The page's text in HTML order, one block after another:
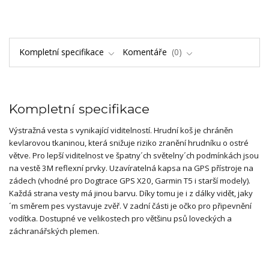
Kompletní specifikace Komentáře 0
Kompletní specifikace
Výstražná vesta s vynikající viditelností. Hrudní koš je chráněn
kevlarovou tkaninou, která snižuje riziko zranění hrudníku o ostré
větve. Pro lepší viditelnost ve špatny´ch světelny´ch podmínkách jsou
na vestě 3M reflexní prvky. Uzavíratelná kapsa na GPS přístroje na
zádech (vhodné pro Dogtrace GPS X20, Garmin T5 i starší modely).
Každá strana vesty má jinou barvu. Díky tomu je i z dálky vidět, jaky
´m směrem pes vystavuje zvěř. V zadní části je očko pro připevnění
vodítka. Dostupné ve velikostech pro většinu psů loveckých a
záchranářských plemen.